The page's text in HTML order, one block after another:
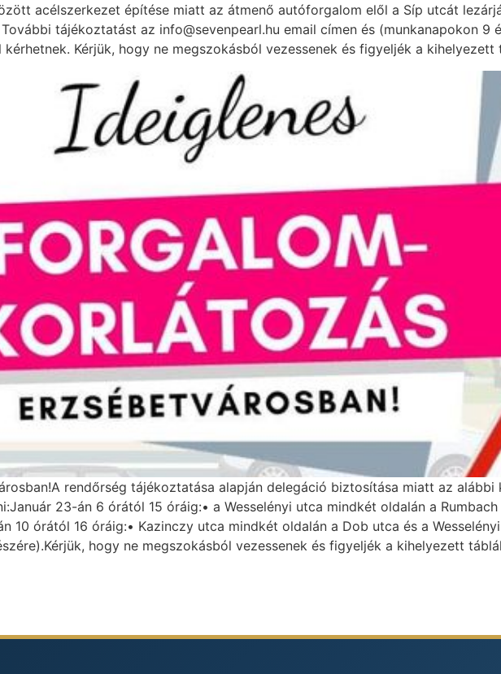
acélszerkezet építése miatt az átmenő autóforgalom elől a Síp utcát
tájékoztatást az info@sevenpearl.hu email címen és (munkanapokon 9
Kérjük, hogy ne megszokásból vezessenek és figyeljék a kihelyezett
rendőrség tájékoztatása alapján delegáció biztosítása miatt az alábbi
23-án 6 órától 15 óráig:• a Wesselényi utca mindkét oldalán a
10 órától 16 óráig:• Kazinczy utca mindkét oldalán a Dob utca és a
hogy ne megszokásból vezessenek és figyeljék a kihelyezett